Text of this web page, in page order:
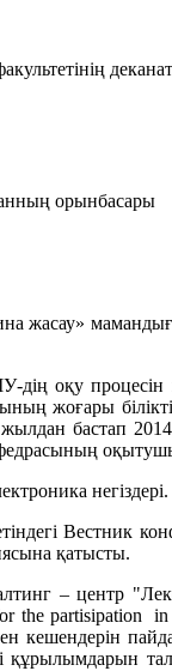
орынбасары
жасау»
оқу процесін
жоғары
бастап
Вестник
қатысты.
– центр
the
кешендерін